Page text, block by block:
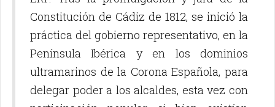
Constitución de Cádiz de 1812, se inició la
práctica del gobierno representativo, en la
Península Ibérica y en los dominios
ultramarinos de la Corona Española, para
delegar poder a los alcaldes, esta vez con